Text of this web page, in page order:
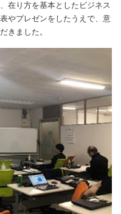
在り方を基本としたビジネス
やプレゼンをしたうえで、意
きました。